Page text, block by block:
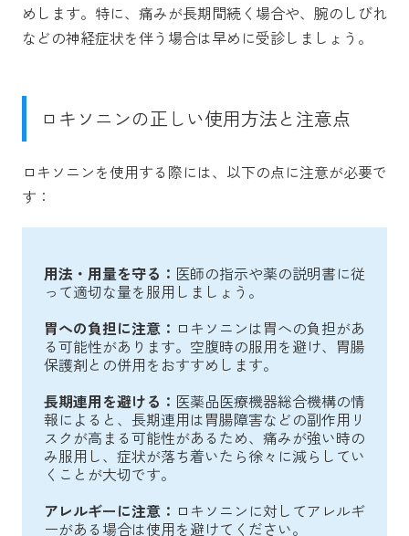
めします。特に、痛みが長期間続く場合や、腕のしびれ
などの神経症状を伴う場合は早めに受診しましょう。
ロキソニンの正しい使用方法と注意点
ロキソニンを使用する際には、以下の点に注意が必要で
す：
用法・用量を守る： 医師の指示や薬の説明書に従
って適切な量を服用しましょう。
胃への負担に注意： ロキソニンは胃への負担があ
る可能性があります。空腹時の服用を避け、胃腸
保護剤との併用をおすすめします。
長期連用を避ける： 医薬品医療機器総合機構の情
報によると、長期連用は胃腸障害などの副作用リ
スクが高まる可能性があるため、痛みが強い時の
み服用し、症状が落ち着いたら徐々に減らしてい
くことが大切です。
アレルギーに注意： ロキソニンに対してアレルギ
ーがある場合は使用を避けてください。